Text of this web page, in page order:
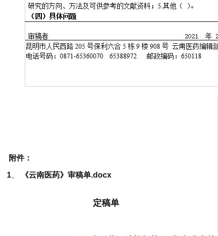
附件：
1 《云南医药》审稿单.docx
定稿单